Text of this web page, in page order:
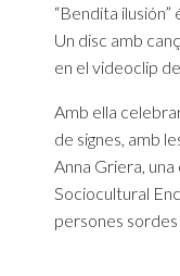
“Bendita
Un disc amb
en el videoclip
Amb ella
de signes, amb
Anna Griera,
Sociocultural
persones